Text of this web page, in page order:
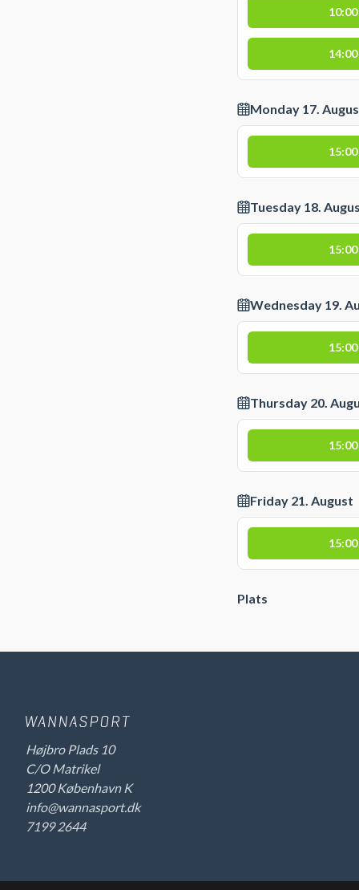
10:00
14:00
Monday 17.
15:00
Tuesday 18.
15:00
Wednesday 19.
15:00
Thursday 20.
15:00
Friday 21. August
15:00
Plats
Højbro Plads 10
C/O Matrikel
1200 København K
info@wannasport.dk
7199 2644